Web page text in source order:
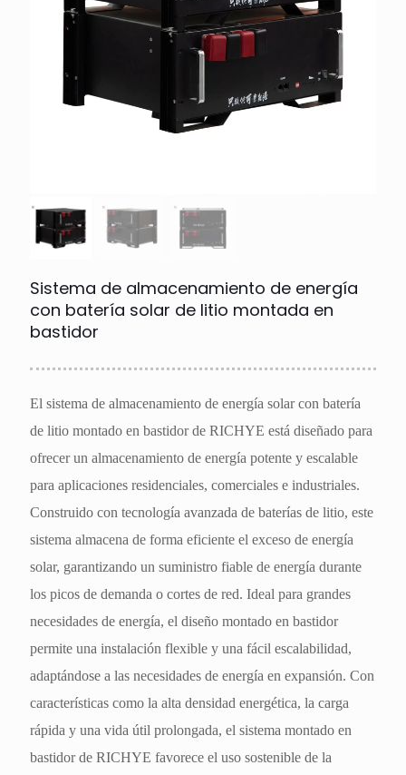
Sistema de almacenamiento de energía
con batería solar de litio montada en
bastidor
El sistema de almacenamiento de energía solar con batería
de litio montado en bastidor de RICHYE está diseñado para
ofrecer un almacenamiento de energía potente y escalable
para aplicaciones residenciales, comerciales e industriales.
Construido con tecnología avanzada de baterías de litio, este
sistema almacena de forma eficiente el exceso de energía
solar, garantizando un suministro fiable de energía durante
los picos de demanda o cortes de red. Ideal para grandes
necesidades de energía, el diseño montado en bastidor
permite una instalación flexible y una fácil escalabilidad,
adaptándose a las necesidades de energía en expansión. Con
características como la alta densidad energética, la carga
rápida y una vida útil prolongada, el sistema montado en
bastidor de RICHYE favorece el uso sostenible de la